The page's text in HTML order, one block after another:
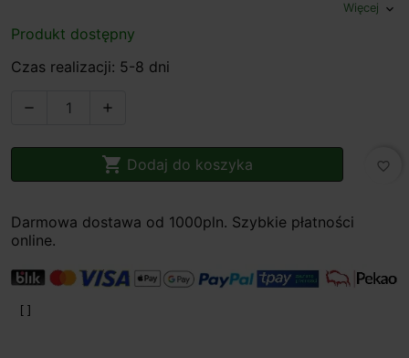
Więcej expand_more
Produkt dostępny
Czas realizacji: 5-8 dni
 
 Dodaj do koszyka favorite_border
Darmowa dostawa od 1000pln. Szybkie płatności
online.